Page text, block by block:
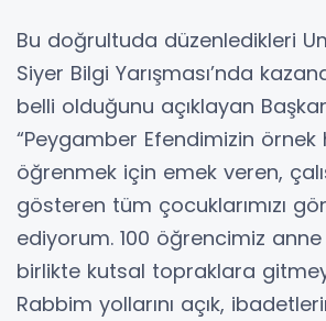
Bu doğrultuda düzenledikleri
Siyer Bilgi Yarışması’nda
belli olduğunu açıklayan
“Peygamber Efendimizin örnek
öğrenmek için emek veren,
gösteren tüm çocuklarımızı
ediyorum. 100 öğrencimiz
birlikte kutsal topraklara
Rabbim yollarını açık,